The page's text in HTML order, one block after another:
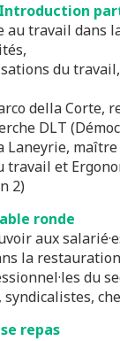
Introduction
au travail dans
du
della Corte,
DLT
Laneyrie,
travail et
2)
ronde
aux
la restauration
du
syndicalistes,
repas